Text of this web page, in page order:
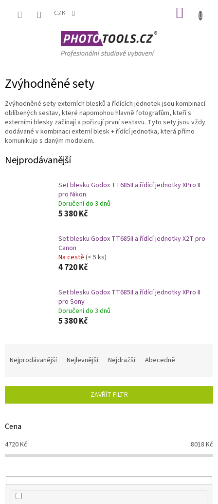
CZK
Zvýhodněné sety
Zvýhodněné sety externích blesků a řídících jednotek jsou kombinací
oblíbených sestav, které napomohou hlavně fotografům, kteří s
externími blesky začínají a pořizují první sestavu. Tyto sety jsou vždy
dodávané v kombinaci externí blesk + řídící jednotka, která přímo
komunikuje s daným modelem.
Nejprodávanější
Set blesku Godox TT685II a řídící jednotky XPro II
pro Nikon
Doručení do 3 dnů
5 380 Kč
Set blesku Godox TT685II a řídící jednotky X2T pro
Canon
Na cestě (< 5 ks)
4 720 Kč
Set blesku Godox TT685II a řídící jednotky XPro II
pro Sony
Doručení do 3 dnů
5 380 Kč
í
r
d
u
t
ů
Nejprodávanější Nejlevnější Nejdražší Abecedně
ZAVŘÍT FILTR
Cena
4720Kč 8018 Kč